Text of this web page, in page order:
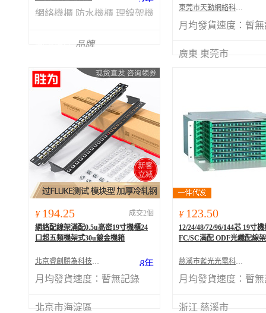
網絡機櫃 防水機櫃 理線架機
品牌
東莞市天勤網絡科技有限公司
月均發貨速度： 暫
廣東 東莞市
¥ 194.25
成交2個
網絡配線架滿配0.5u高密19寸機櫃24
口超五類機架式30u鍍金機箱
北京睿創勝為科技有限公司 8年
月均發貨速度： 暫無記錄
北京市海淀區
¥ 123.50
12/24/48/72/96/144芯 19寸
FC/SC滿配 ODF光纖配線架
慈溪市藍光光電科技有限公司
月均發貨速度： 暫
浙江 慈溪市